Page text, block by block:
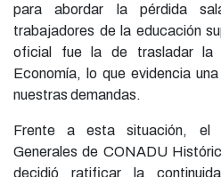
para abordar la pérdida
trabajadores de la educación
oficial fue la de trasladar la
Economía, lo que evidencia
nuestras demandas.
Frente a esta situación, el
Generales de CONADU
decidió ratificar la